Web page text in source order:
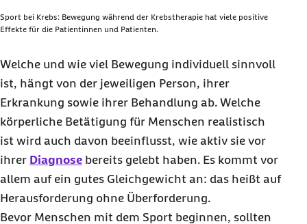
Sport bei Krebs: Bewegung während der Krebstherapie hat viele positive
Effekte für die Patientinnen und Patienten.
Welche und wie viel Bewegung individuell sinnvoll
ist, hängt von der jeweiligen Person, ihrer
Erkrankung sowie ihrer Behandlung ab. Welche
körperliche Betätigung für Menschen realistisch
ist wird auch davon beeinflusst, wie aktiv sie vor
ihrer Diagnose bereits gelebt haben. Es kommt vor
allem auf ein gutes Gleichgewicht an: das heißt auf
Herausforderung ohne Überforderung.
Bevor Menschen mit dem Sport beginnen, sollten